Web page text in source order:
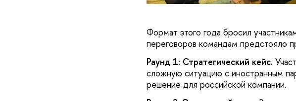
Формат этого года бросил
переговоров командам предстояло
Раунд 1: Стратегический кейс.
сложную ситуацию с иностранным
решение для российской компании.